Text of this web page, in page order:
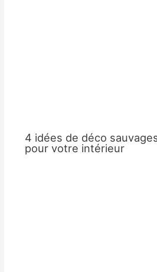
4 idées de déco
pour votre intérieur